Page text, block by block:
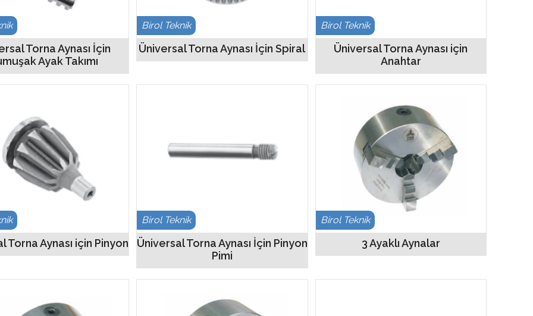
Torna Aynası İçin
Ayak Takımı
Birol Teknik
Üniversal Torna Aynası İçin Spiral
Birol Teknik
Üniversal Torna Aynası için
Anahtar
Torna Aynası için Pinyon
Birol Teknik
Üniversal Torna Aynası İçin Pinyon
Pimi
Birol Teknik
3 Ayaklı Aynalar